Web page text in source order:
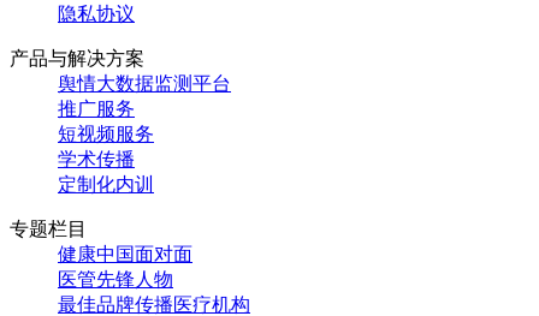
隐私协议
产品与解决方案
舆情大数据监测平台
推广服务
短视频服务
学术传播
定制化内训
专题栏目
健康中国面对面
医管先锋人物
最佳品牌传播医疗机构